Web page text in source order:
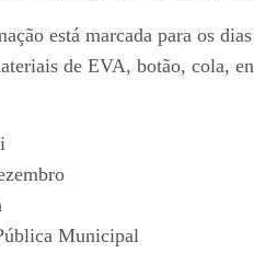
está marcada para os
de EVA, botão, cola,
Municipal